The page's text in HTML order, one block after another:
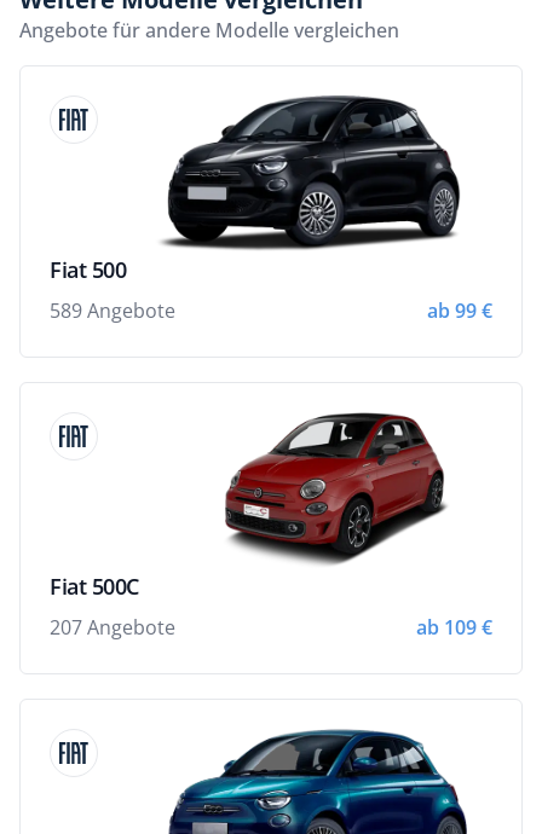
Angebote für andere Modelle vergleichen
Fiat 500
589 Angebote ab 99 €
Fiat 500C
207 Angebote ab 109 €